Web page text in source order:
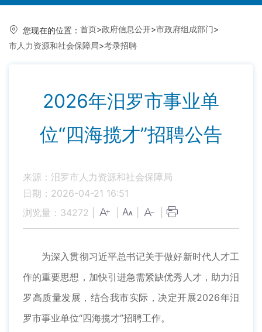
您现在的位置： 首页>政府信息公开>市政府组成部门>
市人力资源和社会保障局>考录招聘
2026年汨罗市事业单
位“四海揽才”招聘公告
来源：汨罗市人力资源和社会保障局
日期：2026-04-21 16:51
浏览量： 34272
为深入贯彻习近平总书记关于做好新时代人才工
作的重要思想，加快引进急需紧缺优秀人才，助力汨
罗高质量发展，结合我市实际，决定开展2026年汨
罗市事业单位“四海揽才”招聘工作。